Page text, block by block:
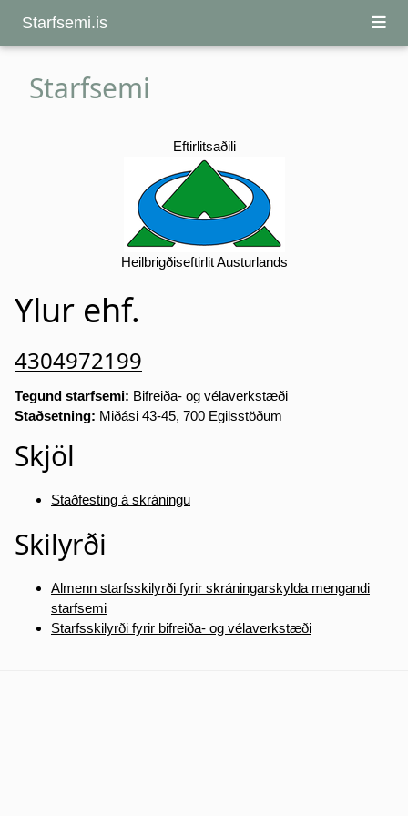
Starfsemi.is
Starfsemi
Eftirlitsaðili
Heilbrigðiseftirlit Austurlands
Ylur ehf.
4304972199
Tegund starfsemi: Bifreiða- og vélaverkstæði
Staðsetning: Miðási 43-45, 700 Egilsstöðum
Skjöl
Staðfesting á skráningu
Skilyrði
Almenn starfsskilyrði fyrir skráningarskylda mengandi
starfsemi
Starfsskilyrði fyrir bifreiða- og vélaverkstæði